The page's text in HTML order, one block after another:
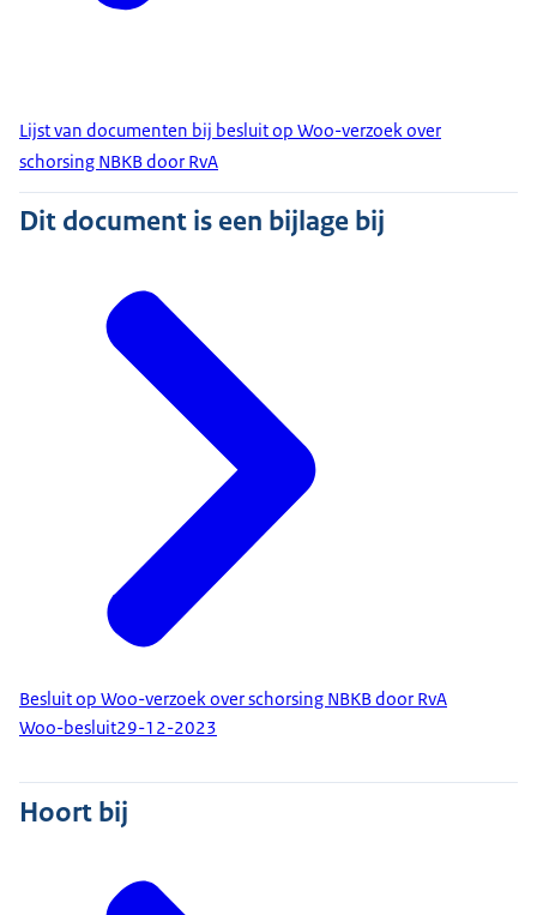
Lijst van documenten bij besluit op Woo-verzoek over
schorsing NBKB door RvA
Dit document is een bijlage bij
Besluit op Woo-verzoek over schorsing NBKB door RvA
Woo-besluit29-12-2023
Hoort bij